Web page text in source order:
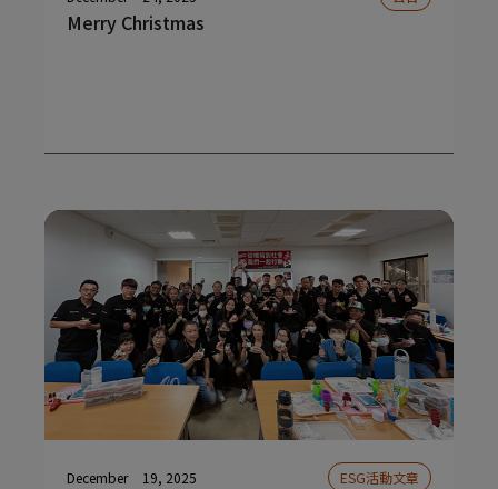
Merry Christmas
December 19, 2025 ESG活動文章